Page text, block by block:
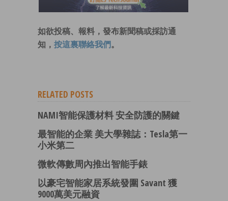
如欲投稿、報料，發布新聞稿或採訪通
知， 按這裏聯絡我們 。
RELATED POSTS
NAMI智能保護材料 安全防護的關鍵
最智能的企業 美大學雜誌：Tesla第一
小米第二
微軟傳數周內推出智能手錶
以豪宅智能家居系統發圍 Savant 獲
9000萬美元融資